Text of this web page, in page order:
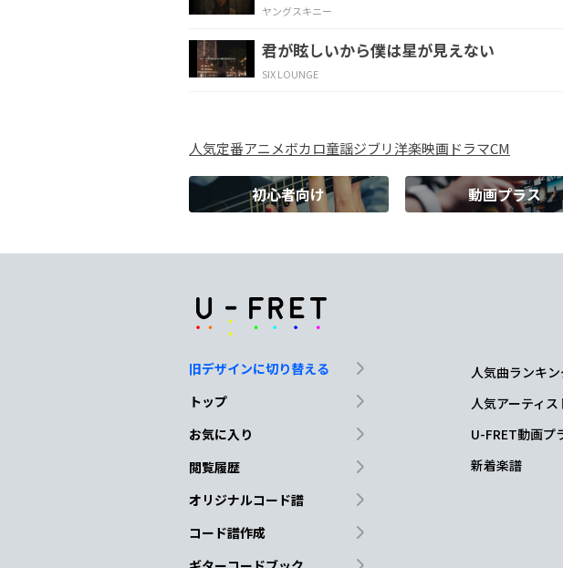
G#m
あな
Gm
たの 前 で以 外 は
大 事にしなよって 私
あな
Gm
たを
C
諭
F
しては
A#
胸をゆが
C
ま
覗き込む勇気は ないのです
N.C.
あな たを好きになるわけにはい
ヤングスキニー
君が眩しいから僕は星が見えない
SIX LOUNGE
人気定番アニメボカロ童謡ジブリ洋楽映画ドラマCM
初心者向け 動画プラス
旧デザインに切り替える
トップ
お気に入り
閲覧履歴
オリジナルコード譜
コード譜作成
人気曲ランキ
人気アーティ
U-FRET動画プ
新着楽譜